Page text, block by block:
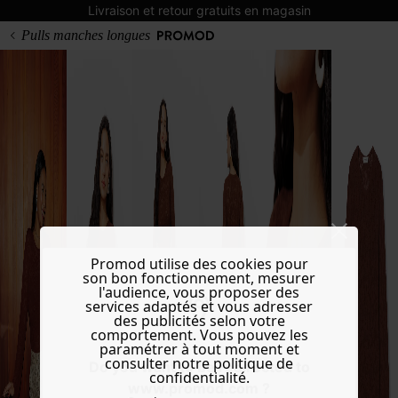
Livraison et retour gratuits en magasin
Do you want to be redirected to
www.promod.com ?
Pulls manches longues
Promod utilise des cookies pour
son bon fonctionnement, mesurer
l'audience, vous proposer des
services adaptés et vous adresser
des publicités selon votre
comportement. Vous pouvez les
paramétrer à tout moment et
consulter notre politique de
confidentialité.